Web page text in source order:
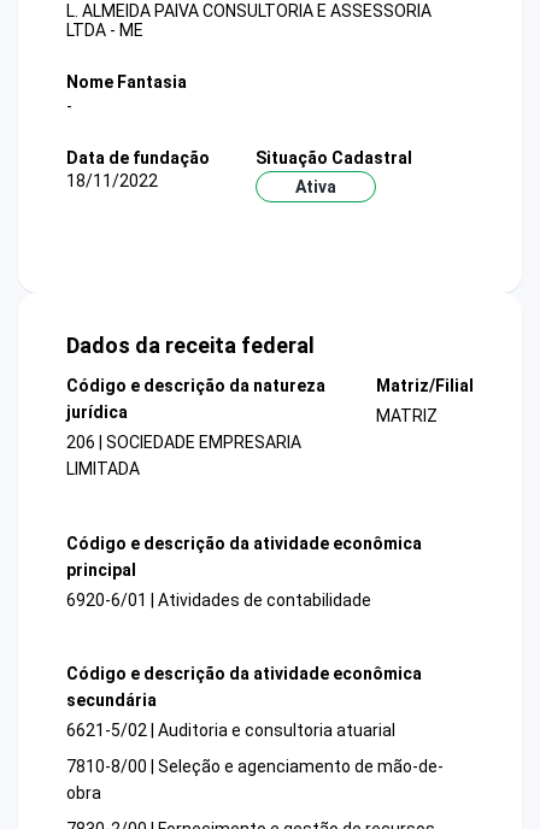
L. ALMEIDA PAIVA CONSULTORIA E ASSESSORIA
LTDA - ME
Nome Fantasia
-
Data de fundação
18/11/2022
Situação Cadastral
Ativa
Dados da receita federal
Código e descrição da natureza
jurídica
206 | SOCIEDADE EMPRESARIA
LIMITADA
Matriz/Filial
MATRIZ
Código e descrição da atividade econômica
principal
6920-6/01 | Atividades de contabilidade
Código e descrição da atividade econômica
secundária
6621-5/02 | Auditoria e consultoria atuarial
7810-8/00 | Seleção e agenciamento de mão-de-
obra